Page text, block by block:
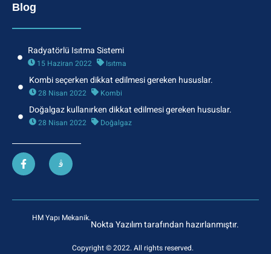
Blog
Radyatörlü Isıtma Sistemi
15 Haziran 2022 Isıtma
Kombi seçerken dikkat edilmesi gereken hususlar.
28 Nisan 2022 Kombi
Doğalgaz kullanırken dikkat edilmesi gereken hususlar.
28 Nisan 2022 Doğalgaz
HM Yapı Mekanik.
Nokta Yazılım tarafından hazırlanmıştır.
Copyright © 2022. All rights reserved.